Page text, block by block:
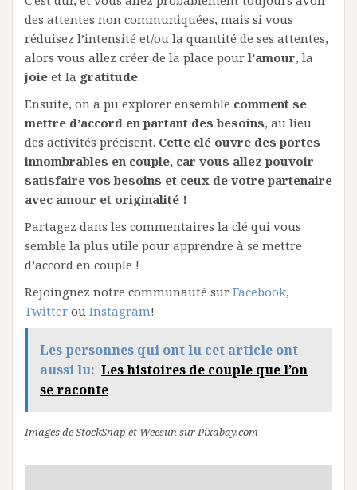
des attentes non communiquées, mais si vous
réduisez l’intensité et/ou la quantité de ses attentes,
alors vous allez créer de la place pourl’amour, la
joie et la gratitude.
Ensuite, on a pu explorer ensemble comment se
mettre d’accord en partant des besoins, au lieu
des activités précisent. Cette clé ouvre des portes
innombrables en couple, car vous allez pouvoir
satisfaire vos besoins et ceux de votre partenaire
avec amour et originalité !
Partagez dans les commentaires la clé qui vous
semble la plus utile pour apprendre à se mettre
d’accord en couple !
Rejoingnez notre communauté sur Facebook,
Twitter ou Instagram!
Les personnes qui ont lu cet article ont
aussi lu: Les histoires de couple que l’on
se raconte
Images de StockSnap et Weesun sur Pixabay.com